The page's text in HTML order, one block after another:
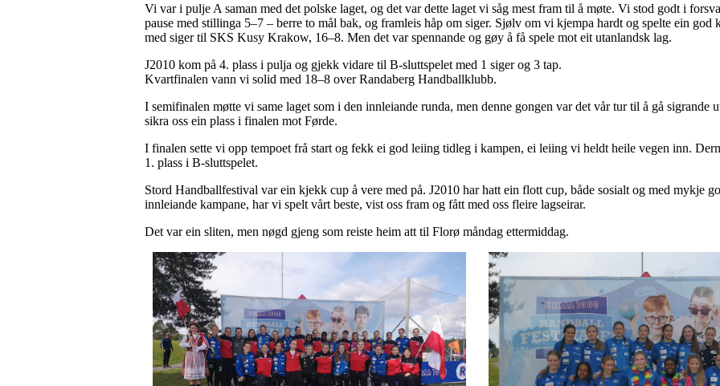
Vi var i pulje A saman med det polske laget, og det var dette laget vi såg mest fram til å møte. Vi stod godt i
pause med stillinga 5–7 – berre to mål bak, og framleis håp om siger. Sjølv om vi kjempa hardt og spelte ein god
med siger til SKS Kusy Krakow, 16–8. Men det var spennande og gøy å få spele mot eit utanlandsk lag.
J2010 kom på 4. plass i pulja og gjekk vidare til B-sluttspelet med 1 siger og 3 tap.
Kvartfinalen vann vi solid med 18–8 over Randaberg Handballklubb.
I semifinalen møtte vi same laget som i den innleiande runda, men denne gongen var det vår tur til å gå sigrande
sikra oss ein plass i finalen mot Førde.
I finalen sette vi opp tempoet frå start og fekk ei god leiing tidleg i kampen, ei leiing vi heldt heile vegen inn.
1. plass i B-sluttspelet.
Stord Handballfestival var ein kjekk cup å vere med på. J2010 har hatt ein flott cup, både sosialt og med mykje
innleiande kampane, har vi spelt vårt beste, vist oss fram og fått med oss fleire lagseirar.
Det var ein sliten, men nøgd gjeng som reiste heim att til Florø måndag ettermiddag.